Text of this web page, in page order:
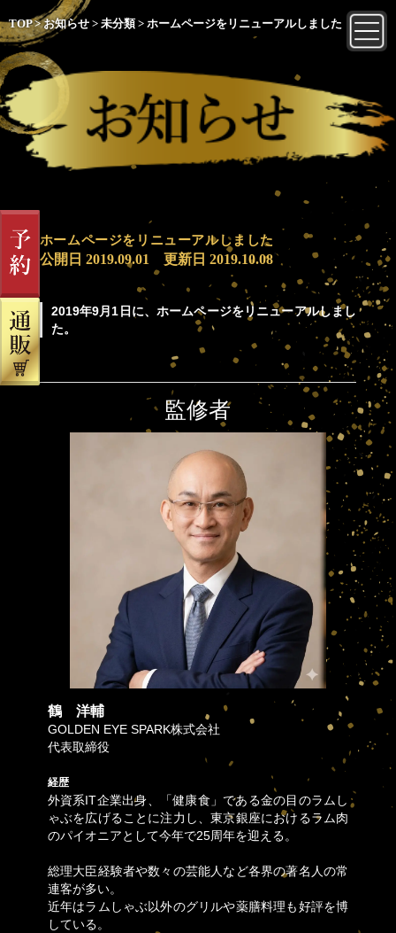
TOP>お知らせ > 未分類 > ホームページをリニューアルしました
ホームページをリニューアルしました
公開日 2019.09.01 更新日 2019.10.08
2019年9月1日に、ホームページをリニューアルしまし
た。
監修者
鶴 洋輔
GOLDEN EYE SPARK株式会社
代表取締役
経歴
外資系IT企業出身、「健康食」である金の目のラムし
ゃぶを広げることに注力し、東京銀座におけるラム肉
のパイオニアとして今年で25周年を迎える。
総理大臣経験者や数々の芸能人など各界の著名人の常
連客が多い。
近年はラムしゃぶ以外のグリルや薬膳料理も好評を博
している。